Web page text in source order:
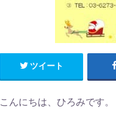
ツイート
こんにちは、ひろみです。